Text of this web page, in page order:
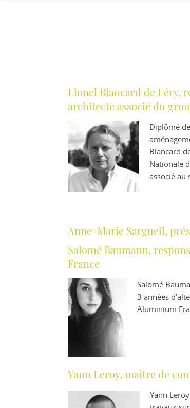
Lionel Blancard de Léry,
architecte associé du
Diplômé
Blancard
Nationale
associé au
Anne-Marie Sargueil,
Salomé Baumann,
France
Salomé
3 années
Aluminium
Yann Leroy, maître de
Yann